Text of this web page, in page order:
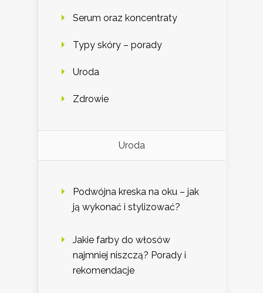
Serum oraz koncentraty
Typy skóry – porady
Uroda
Zdrowie
Uroda
Podwójna kreska na oku – jak
ją wykonać i stylizować?
Jakie farby do włosów
najmniej niszczą? Porady i
rekomendacje